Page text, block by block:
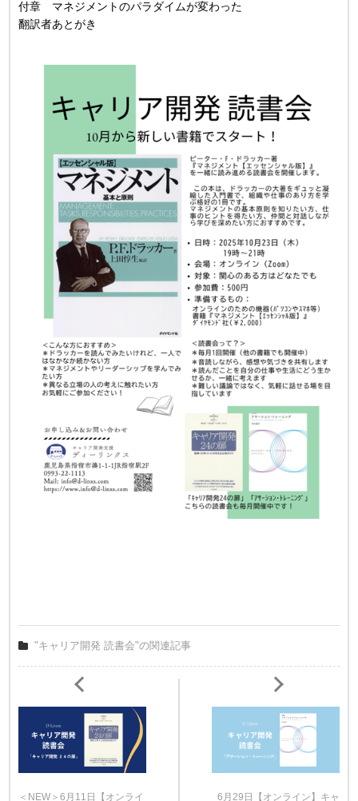
付章 マネジメントのパラダイムが変わった
翻訳者あとがき
"キャリア開発 読書会"の関連記事
＜NEW＞6月11日【オンライ
6月29日【オンライン】キャ